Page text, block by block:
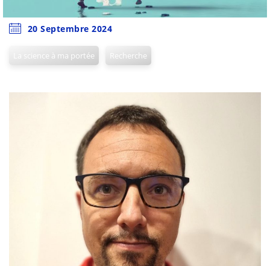
20 Septembre 2024
La science à ma portée Recherche